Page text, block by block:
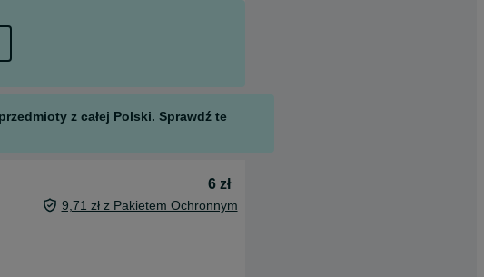
z całej Polski. Sprawdź te
6 zł
9,71 zł z Pakietem Ochronnym